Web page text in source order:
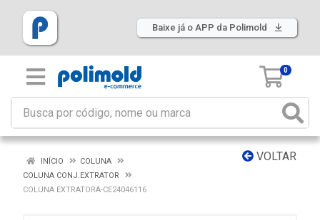
Baixe já o APP da Polimold
0
VOLTAR
INÍCIO
COLUNA
COLUNA CONJ.EXTRATOR
COLUNA EXTRATORA-CE24046116